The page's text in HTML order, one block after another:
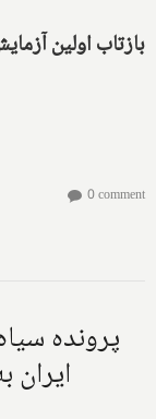
بازتاب اولین
0 comment
پرونده
ایران